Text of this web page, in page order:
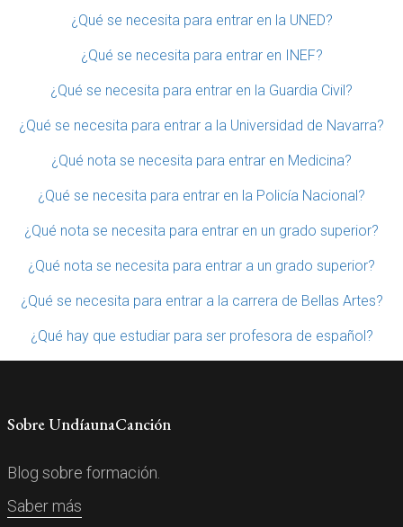
¿Qué se necesita para entrar en la UNED?
¿Qué se necesita para entrar en INEF?
¿Qué se necesita para entrar en la Guardia Civil?
¿Qué se necesita para entrar a la Universidad de Navarra?
¿Qué nota se necesita para entrar en Medicina?
¿Qué se necesita para entrar en la Policía Nacional?
¿Qué nota se necesita para entrar en un grado superior?
¿Qué nota se necesita para entrar a un grado superior?
¿Qué se necesita para entrar a la carrera de Bellas Artes?
¿Qué hay que estudiar para ser profesora de español?
Sobre UndíaunaCanción
Blog sobre formación.
Saber más